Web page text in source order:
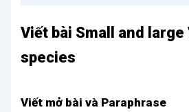
Viết bài Small and
species
Viết mở bài và Paraphrase